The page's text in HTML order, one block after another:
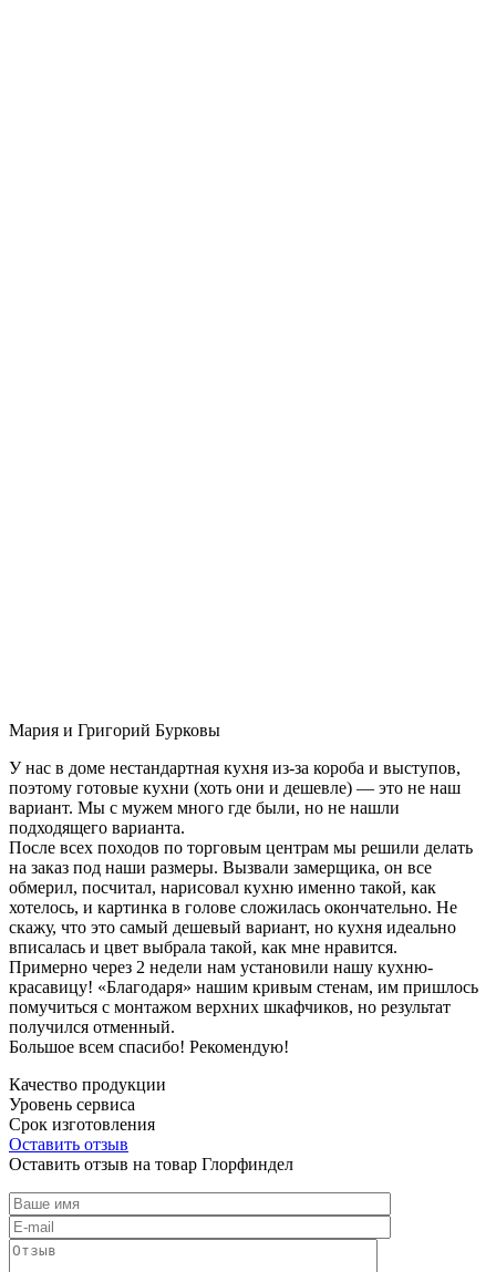
Мария и Григорий Бурковы
У нас в доме нестандартная кухня из-за короба и выступов,
поэтому готовые кухни (хоть они и дешевле) — это не наш
вариант. Мы с мужем много где были, но не нашли
подходящего варианта.
После всех походов по торговым центрам мы решили делать
на заказ под наши размеры. Вызвали замерщика, он все
обмерил, посчитал, нарисовал кухню именно такой, как
хотелось, и картинка в голове сложилась окончательно. Не
скажу, что это самый дешевый вариант, но кухня идеально
вписалась и цвет выбрала такой, как мне нравится.
Примерно через 2 недели нам установили нашу кухню-
красавицу! «Благодаря» нашим кривым стенам, им пришлось
помучиться с монтажом верхних шкафчиков, но результат
получился отменный.
Большое всем спасибо! Рекомендую!
Качество продукции
Уровень сервиса
Срок изготовления
Оставить отзыв
Оставить отзыв на товар Глорфиндел